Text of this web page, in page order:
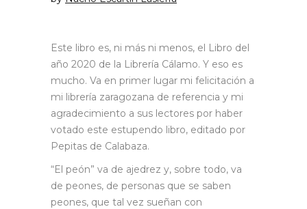
Este libro es, ni más ni menos, el Libro del
año 2020 de la Librería Cálamo. Y eso es
mucho. Va en primer lugar mi felicitación a
mi librería zaragozana de referencia y mi
agradecimiento a sus lectores por haber
votado este estupendo libro, editado por
Pepitas de Calabaza.
“El peón” va de ajedrez y, sobre todo, va
de peones, de personas que se saben
peones, que tal vez sueñan con